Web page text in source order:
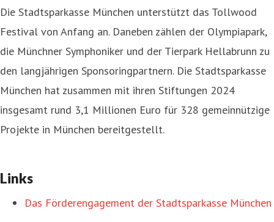
Die Stadtsparkasse München unterstützt das Tollwood
Festival von Anfang an. Daneben zählen der Olympiapark,
die Münchner Symphoniker und der Tierpark Hellabrunn zu
den langjährigen Sponsoringpartnern. Die Stadtsparkasse
München hat zusammen mit ihren Stiftungen 2024
insgesamt rund 3,1 Millionen Euro für 328 gemeinnützige
Projekte in München bereitgestellt.
Links
Das Förderengagement der Stadtsparkasse München